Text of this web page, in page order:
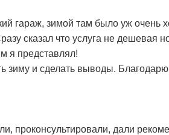
гараж, зимой там было уж очень
сказал что услуга не дешевая
я представлял!
зиму и сделать выводы.
проконсультировали, дали